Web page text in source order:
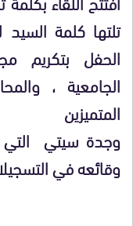
تلتها كلمة
الحفل بتكريم
الجامعية ،
المتميزين
وجدة سيتي التي
وقائعه في